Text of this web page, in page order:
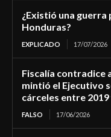
¿Existió una
Honduras?
EXPLICADO 17/07/2026
Fiscalía contradice
mintió el Ejecutivo
cárceles entre 2019
FALSO 17/06/2026